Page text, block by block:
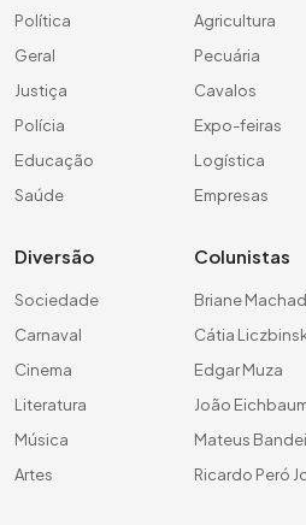
Política
Geral
Justiça
Polícia
Educação
Saúde
Agricultura
Pecuária
Cavalos
Expo-feiras
Logística
Empresas
Diversão
Sociedade
Carnaval
Cinema
Literatura
Música
Artes
Colunistas
Briane
Cátia
Edgar Muza
João
Mateus
Ricardo Peró